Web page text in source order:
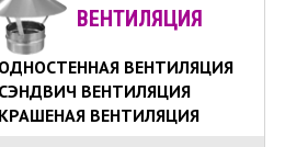
ВЕНТИЛЯЦИЯ
ОДНОСТЕННАЯ ВЕНТИЛЯЦИЯ
СЭНДВИЧ ВЕНТИЛЯЦИЯ
КРАШЕНАЯ ВЕНТИЛЯЦИЯ